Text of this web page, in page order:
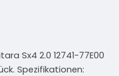
Sx4 2.0 12741-77E00
Spezifikationen: